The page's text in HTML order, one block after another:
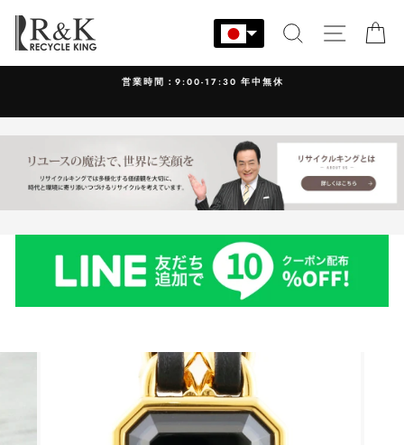
ン
す
検索 サイト
営業時間：9:00-17:30 年中無休